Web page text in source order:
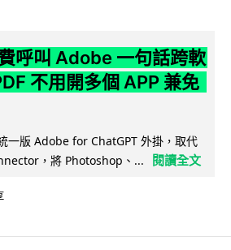
呼叫 Adobe 一句話跨軟
不用開多個 APP 兼免
一版 Adobe for ChatGPT 外掛，取代
，將 Photoshop、...
閱讀全文